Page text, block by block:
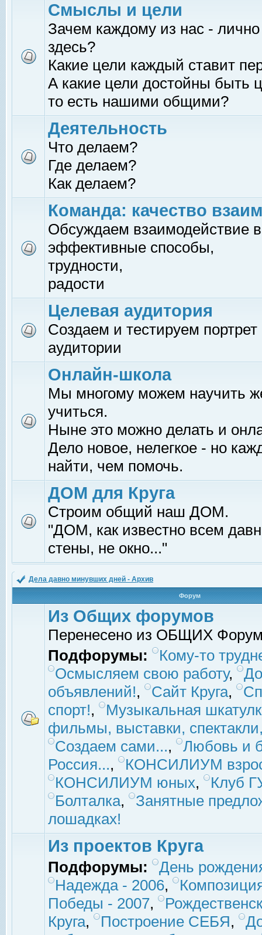
Смыслы и цели
Зачем каждому из нас -
здесь?
Какие цели каждый ставит
А какие цели достойны быть
то есть нашими общими?
Деятельность
Что делаем?
Где делаем?
Как делаем?
Команда: качество
Обсуждаем взаимодействие
эффективные способы,
трудности,
радости
Целевая аудитория
Создаем и тестируем
аудитории
Онлайн-школа
Мы многому можем научить
учиться.
Ныне это можно делать и
Дело новое, нелегкое - но
найти, чем помочь.
ДОМ для Круга
Строим общий наш ДОМ.
"ДОМ, как известно всем
стены, не окно..."
Дела давно минувших дней - Архив
Форум
Из Общих форумов
Перенесено из ОБЩИХ
Подфорумы:
Кому-то
Осмысляем свою работу,
объявлений!, Сайт Круга,
спорт!,
Музыкальная
фильмы, выставки,
Создаем сами...,
Любовь и
Россия...,
КОНСИЛИУМ
КОНСИЛИУМ юных,
Клуб
Болталка,
Занятные
лошадках!
Из проектов Круга
Подфорумы:
День
Надежда - 2006,
Победы - 2007,
Круга, Построение СЕБЯ,